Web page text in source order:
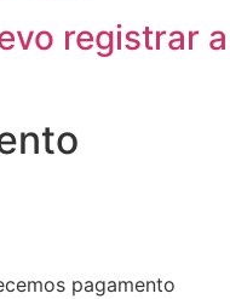
registrar a
pagamento